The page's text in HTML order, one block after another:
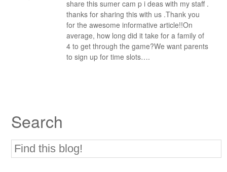
share this sumer cam p i deas with my staff .
thanks for sharing this with us .Thank you
for the awesome informative article!!On
average, how long did it take for a family of
4 to get through the game?We want parents
to sign up for time slots….
Search